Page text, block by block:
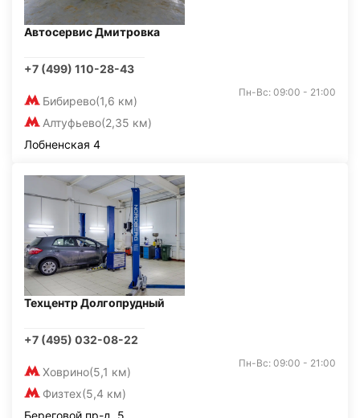
Автосервис Дмитровка
+7 (499) 110-28-43
Бибирево(1,6 км)
Алтуфьево(2,35 км)
Пн-Вс: 09:00 - 21:00
Лобненская 4
Техцентр Долгопрудный
+7 (495) 032-08-22
Ховрино(5,1 км)
Физтех(5,4 км)
Пн-Вс: 09:00 - 21:00
Береговой пр-д, 5